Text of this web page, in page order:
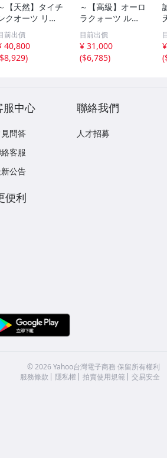
【天然】タイチ
クオーツ リン
グ s925 3.9g
前出價
40,800
$8,929)
～【高級】オーロ
ラクォーツ ルー
ス 3.9g
目前出價
¥ 31,000
($6,785)
(
服中心
問答
客服
公告
聯絡我們
人才招募
便利
Store
©2026 Yahoo台灣電子商務 保留所有權利
服務條款
隱私權 拍賣使用規範 交易安全